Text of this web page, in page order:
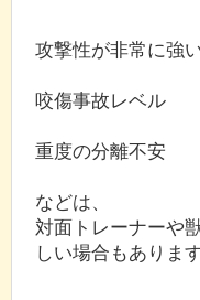
攻撃性が非常に強
咬傷事故レベル
重度の分離不安
などは、
対面トレーナーや
しい場合もあります